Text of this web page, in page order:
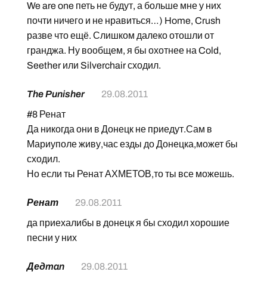
We are one петь не будут, а больше мне у них
почти ничего и не нравиться…) Home, Crush
разве что ещё. Слишком далеко отошли от
гранджа. Ну вообщем, я бы охотнее на Cold,
Seether или Silverchair сходил.
The Punisher
29.08.2011
#8 Ренат
Да никогда они в Донецк не приедут.Сам в
Мариуполе живу,час езды до Донецка,может бы
сходил.
Но если ты Ренат АХМЕТОВ,то ты все можешь.
Ренат
29.08.2011
да приехалибы в донецк я бы сходил хорошие
песни у них
Дедman
29.08.2011